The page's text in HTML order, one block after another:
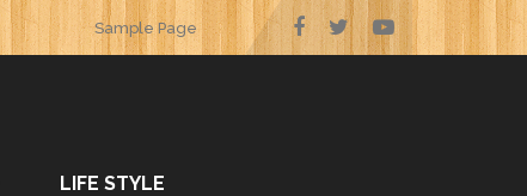
Sample Page
LIFE STYLE